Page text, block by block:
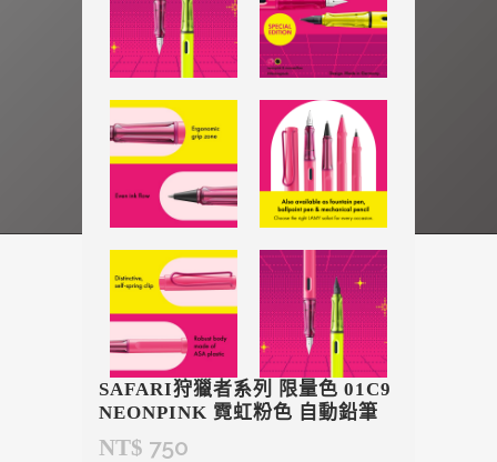
SAFARI狩獵者系列 限量色 01C9
NEONPINK 霓虹粉色 自動鉛筆
NT$ 750